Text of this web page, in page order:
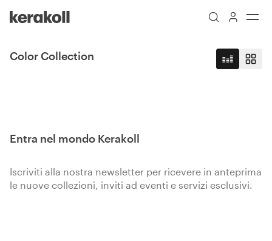
Go to Homepage
Color Collection
Entra nel mondo Kerakoll
Iscriviti alla nostra newsletter per ricevere in anteprima
le nuove collezioni, inviti ad eventi e servizi esclusivi.